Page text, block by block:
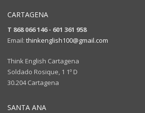
CARTAGENA
T 868 066 146 - 601 361 958
Email: thinkenglish100@gmail.com
Think English Cartagena
Soldado Rosique, 1 1º D
30.204 Cartagena
SANTA ANA